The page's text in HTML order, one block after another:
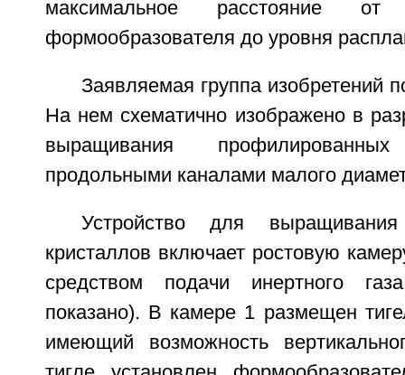
максимальное расстояние
формообразователя до уровня
Заявляемая группа изобретений
На нем схематично изображено в
выращивания
продольными каналами малого
Устройство для
кристаллов включает ростовую
средством подачи инертного
показано). В камере 1 размещен
имеющий возможность